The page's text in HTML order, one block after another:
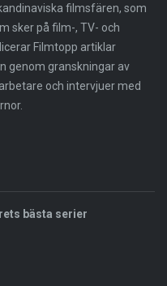
filmsfären, som
sker på film-, TV- och
Filmtopp artiklar
genom granskningar av
och intervjuer med
bästa serier